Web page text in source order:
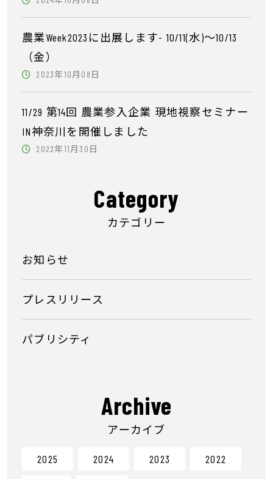
農業Week2023に出展します- 10/11(水)～10/13
（金）
2023年10月08日
11/29 第14回 農業参入企業 現地視察セミナー
IN神奈川を開催しました
2022年11月30日
Category
カテゴリー
お知らせ
プレスリリース
パブリシティ
Archive
アーカイブ
2025 2024 2023 2022